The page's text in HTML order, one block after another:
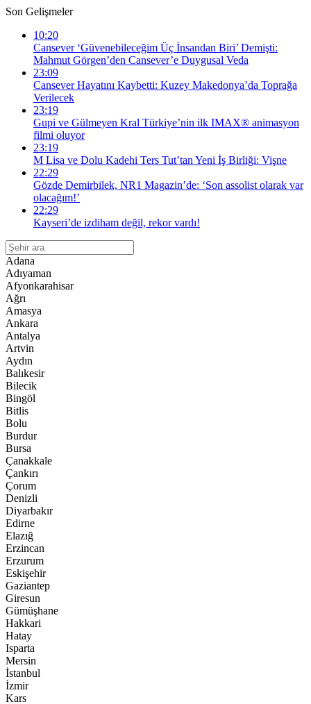
Son Gelişmeler
10:20
Cansever ‘Güvenebileceğim Üç İnsandan Biri’ Demişti:
Mahmut Görgen’den Cansever’e Duygusal Veda
23:09
Cansever Hayatını Kaybetti: Kuzey Makedonya’da Toprağa
Verilecek
23:19
Gupi ve Gülmeyen Kral Türkiye’nin ilk IMAX® animasyon
filmi oluyor
23:19
M Lisa ve Dolu Kadehi Ters Tut’tan Yeni İş Birliği: Vişne
22:29
Gözde Demirbilek, NR1 Magazin’de: ‘Son assolist olarak var
olacağım!’
22:29
Kayseri’de izdiham değil, rekor vardı!
Adana
Adıyaman
Afyonkarahisar
Ağrı
Amasya
Ankara
Antalya
Artvin
Aydın
Balıkesir
Bilecik
Bingöl
Bitlis
Bolu
Burdur
Bursa
Çanakkale
Çankırı
Çorum
Denizli
Diyarbakır
Edirne
Elazığ
Erzincan
Erzurum
Eskişehir
Gaziantep
Giresun
Gümüşhane
Hakkari
Hatay
Isparta
Mersin
İstanbul
İzmir
Kars